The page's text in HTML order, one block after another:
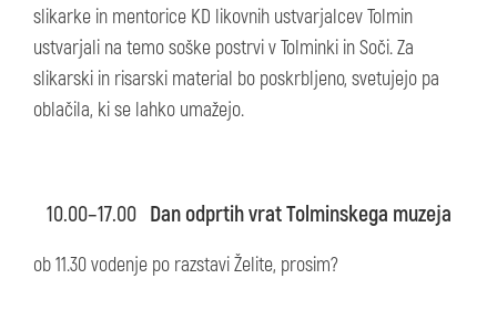
slikarke in mentorice KD likovnih ustvarjalcev Tolmin
ustvarjali na temo soške postrvi v Tolminki in Soči. Za
slikarski in risarski material bo poskrbljeno, svetujejo pa
oblačila, ki se lahko umažejo.
10.00–17.00 Dan odprtih vrat Tolminskega muzeja
ob 11.30 vodenje po razstavi Želite, prosim?